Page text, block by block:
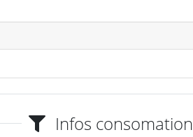
Infos consomation